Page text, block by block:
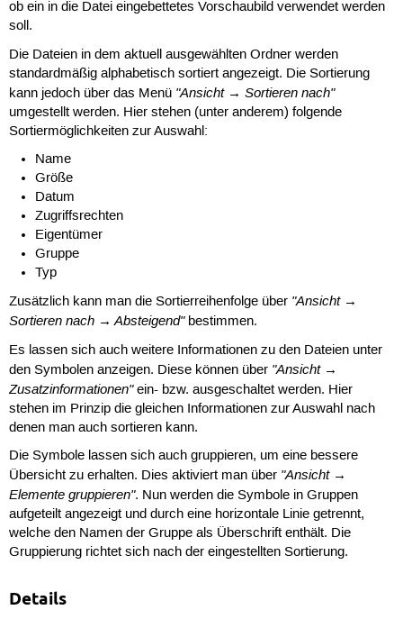
ob ein in die Datei eingebettetes Vorschaubild verwendet werden
soll.
Die Dateien in dem aktuell ausgewählten Ordner werden
standardmäßig alphabetisch sortiert angezeigt. Die Sortierung
kann jedoch über das Menü "Ansicht → Sortieren nach"
umgestellt werden. Hier stehen (unter anderem) folgende
Sortiermöglichkeiten zur Auswahl:
Name
Größe
Datum
Zugriffsrechten
Eigentümer
Gruppe
Typ
Zusätzlich kann man die Sortierreihenfolge über "Ansicht →
Sortieren nach → Absteigend"bestimmen.
Es lassen sich auch weitere Informationen zu den Dateien unter
den Symbolen anzeigen. Diese können über "Ansicht →
Zusatzinformationen"ein- bzw. ausgeschaltet werden. Hier
stehen im Prinzip die gleichen Informationen zur Auswahl nach
denen man auch sortieren kann.
Die Symbole lassen sich auch gruppieren, um eine bessere
Übersicht zu erhalten. Dies aktiviert man über "Ansicht →
Elemente gruppieren". Nun werden die Symbole in Gruppen
aufgeteilt angezeigt und durch eine horizontale Linie getrennt,
welche den Namen der Gruppe als Überschrift enthält. Die
Gruppierung richtet sich nach der eingestellten Sortierung.
Details